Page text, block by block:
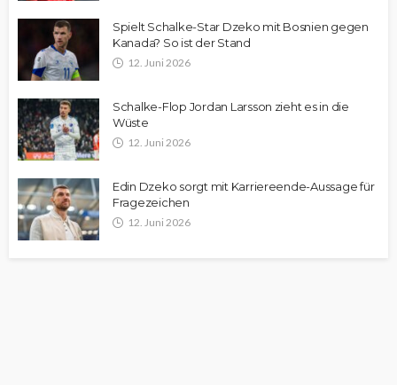
Spielt Schalke-Star Dzeko mit Bosnien gegen
Kanada? So ist der Stand
12. Juni 2026
Schalke-Flop Jordan Larsson zieht es in die
Wüste
12. Juni 2026
Edin Dzeko sorgt mit Karriereende-Aussage für
Fragezeichen
12. Juni 2026